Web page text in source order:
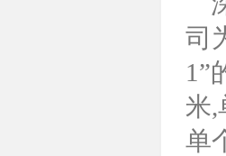
司
1”
米,
单